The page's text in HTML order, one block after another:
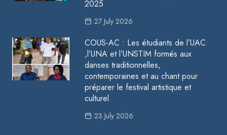
2025
27 July 2026
COUS-AC : Les étudiants de l’UAC
,l’UNA et l’UNSTIM formés aux
danses traditionnelles,
contemporaines et au chant pour
préparer le festival artistique et
culturel
23 July 2026